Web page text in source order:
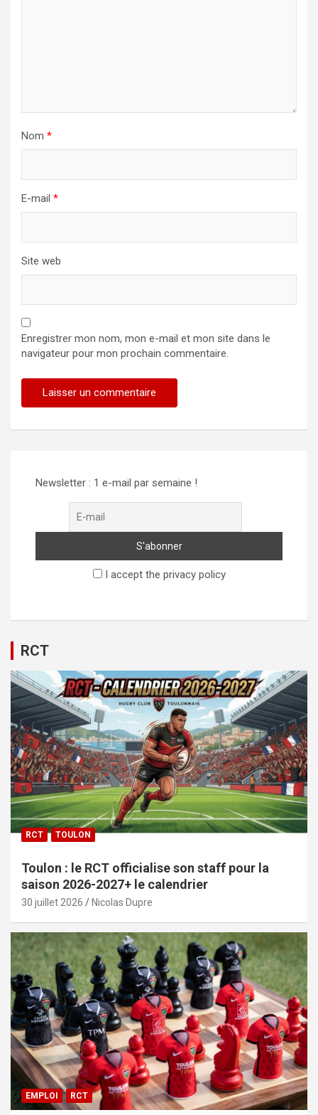
Nom *
E-mail *
Site web
Enregistrer mon nom, mon e-mail et mon site dans le
navigateur pour mon prochain commentaire.
Newsletter : 1 e-mail par semaine !
I accept the privacy policy
RCT
RCT TOULON
Toulon : le RCT officialise son staff pour la
saison 2026-2027+ le calendrier
30 juillet 2026 Nicolas Dupre
EMPLOI RCT